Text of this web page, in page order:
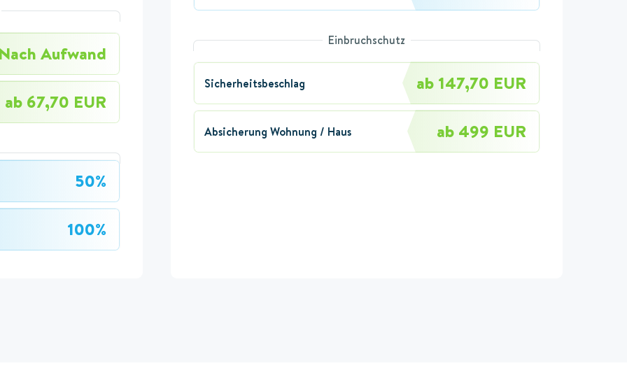
Aufwand
ab 67,70 EUR
50%
100%
Einbruchschutz
Sicherheitsbeschlag ab 147,70 EUR
Absicherung Wohnung / Haus ab 499 EUR